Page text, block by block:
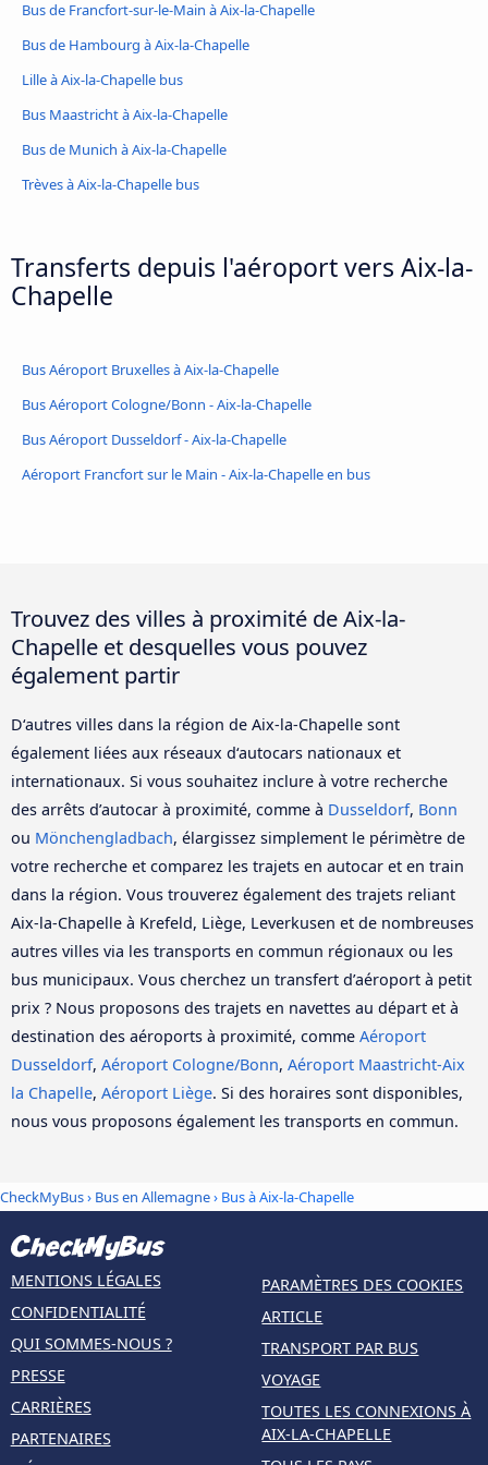
Bus de Francfort-sur-le-Main à Aix-la-Chapelle
Bus de Hambourg à Aix-la-Chapelle
Lille à Aix-la-Chapelle bus
Bus Maastricht à Aix-la-Chapelle
Bus de Munich à Aix-la-Chapelle
Trèves à Aix-la-Chapelle bus
Transferts depuis l'aéroport vers Aix-la-
Chapelle
Bus Aéroport Bruxelles à Aix-la-Chapelle
Bus Aéroport Cologne/Bonn - Aix-la-Chapelle
Bus Aéroport Dusseldorf - Aix-la-Chapelle
Aéroport Francfort sur le Main - Aix-la-Chapelle en bus
Trouvez des villes à proximité de Aix-la-
Chapelle et desquelles vous pouvez
également partir
D‘autres villes dans la région de Aix-la-Chapelle sont
également liées aux réseaux d‘autocars nationaux et
internationaux. Si vous souhaitez inclure à votre recherche
des arrêts d’autocar à proximité, comme à Dusseldorf, Bonn
ou Mönchengladbach, élargissez simplement le périmètre de
votre recherche et comparez les trajets en autocar et en train
dans la région. Vous trouverez également des trajets reliant
Aix-la-Chapelle à Krefeld, Liège, Leverkusen et de nombreuses
autres villes via les transports en commun régionaux ou les
bus municipaux. Vous cherchez un transfert d’aéroport à petit
prix ? Nous proposons des trajets en navettes au départ et à
destination des aéroports à proximité, comme Aéroport
Dusseldorf, Aéroport Cologne/Bonn, Aéroport Maastricht-Aix
la Chapelle, Aéroport Liège. Si des horaires sont disponibles,
nous vous proposons également les transports en commun.
CheckMyBus› Bus en Allemagne› Bus à Aix-la-Chapelle
MENTIONS LÉGALES
CONFIDENTIALITÉ
QUI SOMMES-NOUS ?
PRESSE
CARRIÈRES
PARTENAIRES
PARAMÈTRES DES COOKIES
ARTICLE
TRANSPORT PAR BUS
VOYAGE
TOUTES LES CONNEXIONS À
AIX-LA-CHAPELLE